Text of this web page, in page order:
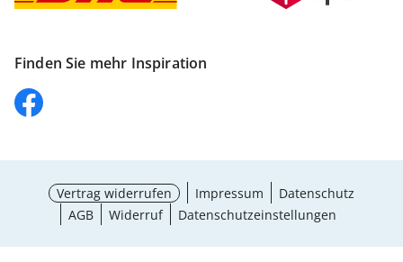
Finden Sie mehr Inspiration
Vertrag widerrufen Impressum
Datenschutz
AGB
Widerruf Datenschutzeinstellungen